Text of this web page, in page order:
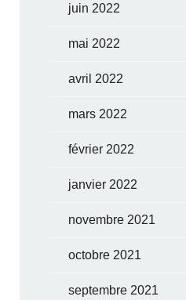
juin 2022
mai 2022
avril 2022
mars 2022
février 2022
janvier 2022
novembre 2021
octobre 2021
septembre 2021